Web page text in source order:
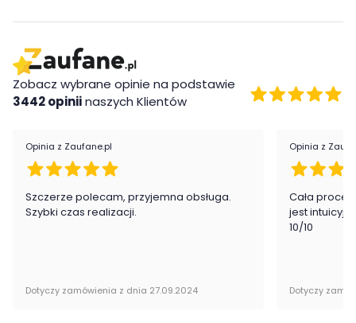
- okrągłe uchwyty oraz blat w przyjemnym różowym kolorze
- lekkie skandynawskie akcenty
Wykonanie
Montaż
paczkach wraz z instrukcją obsługi do samodzielnego
montażu.
Zobacz wybrane opinie na podstawie
3442 opiniinaszych Klientów
Opinia z Zaufane.pl
Szczerze polecam, przyjemna obsługa.
Szybki czas realizacji.
Dotyczy zamówienia z dnia 27.09.2024
Opinia z
Cała
jest
10/10
Dotyczy